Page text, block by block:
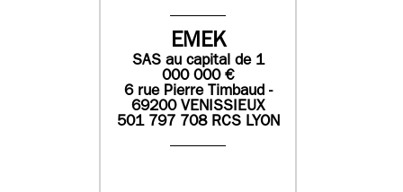
EMEK
SASau capital de 1
000 000€
6 rue Pierre Timbaud -
69200 VENISSIEUX
501 797 708 RCS LYON